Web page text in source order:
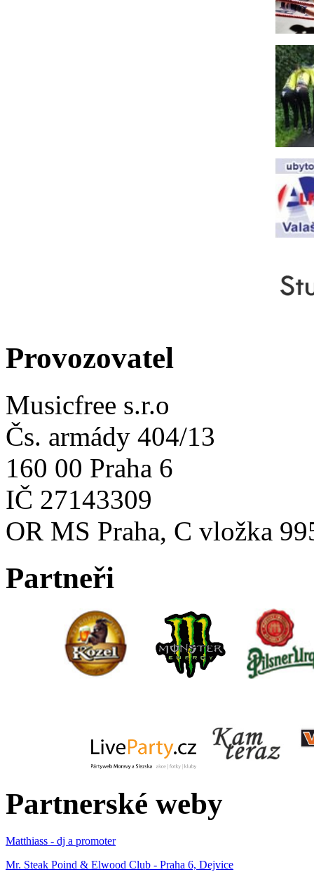
Provozovatel
Musicfree s.r.o
Čs. armády 404/13
160 00 Praha 6
IČ 27143309
OR MS Praha, C vložka
Partneři
Partnerské weby
Matthiass - dj a promoter
Mr. Steak Poind & Elwood Club - Praha 6, Dejvice